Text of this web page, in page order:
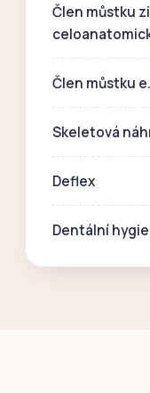
Člen můstku
Člen můstku
Skeletová
Deflex
Dentální